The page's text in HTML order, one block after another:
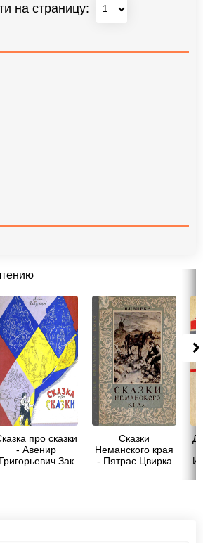
на страницу:
про сказки
- Авенир
Григорьевич Зак
Сказки
Неманского края
- Пятрас Цвирка